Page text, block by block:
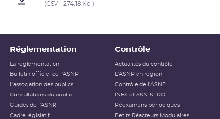
(CSV - 274.18 Ko )
Réglementation
La réglementation
Bulletin officiel de l'ASNR
L’association des publics
Consultations du public
Guides de l'ASNR
Cadre législatif
Contrôle
Actualités du contrôle
L'ASNR en région
Contrôle de l'ASNR
INES et ASN-SFRO
Réexamens périodiques
Petits Réacteurs Modulaires